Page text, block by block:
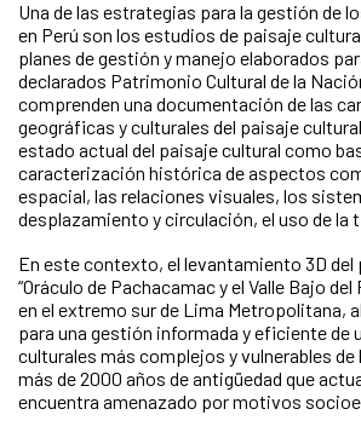
Una de las estrategias para la gestión de
en Perú son los estudios de paisaje
planes de gestión y manejo elaborados
declarados Patrimonio Cultural de la
comprenden una documentación de las
geográficas y culturales del paisaje
estado actual del paisaje cultural como
caracterización histórica de aspectos
espacial, las relaciones visuales, los
desplazamiento y circulación, el uso de la
En este contexto, el levantamiento 3D del
“Oráculo de Pachacamac y el Valle Bajo del
en el extremo sur de Lima Metropolitana,
para una gestión informada y eficiente de
culturales más complejos y vulnerables de
más de 2000 años de antigüedad que
encuentra amenazado por motivos